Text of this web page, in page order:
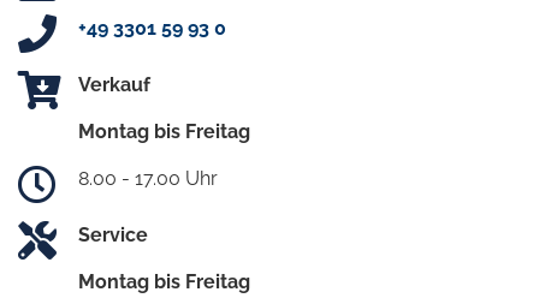
+49 3301 59 93 0
Verkauf
Montag bis Freitag
8.00 - 17.00 Uhr
Service
Montag bis Freitag